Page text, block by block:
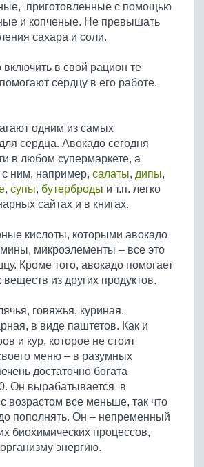
приготовленные с помощью
и копченые. Не превышать
сахара и соли.
включить в свой рацион те
сердцу в его работе.
одним из самых
сердца. Авокадо сегодня
в любом супермаркете, а
ним, например, салаты, дипы,
, супы, бутерброды и т.п. легко
сайтах и в книгах.
кислоты, которыми авокадо
микроэлементы – все это
Кроме того, авокадо помогает
из других продуктов.
говяжья, куриная.
в виде паштетов. Как и
и кур, которое не стоит
меню – в разумных
достаточно богата
Он вырабатывается в
возрастом все меньше, так что
пополнять. Он – непременный
биохимических процессов,
энергию.